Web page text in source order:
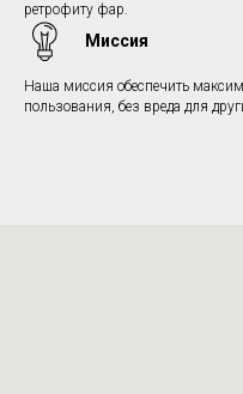
ретрофиту фар.
Миссия
Наша миссия обеспечить
пользования, без вреда для